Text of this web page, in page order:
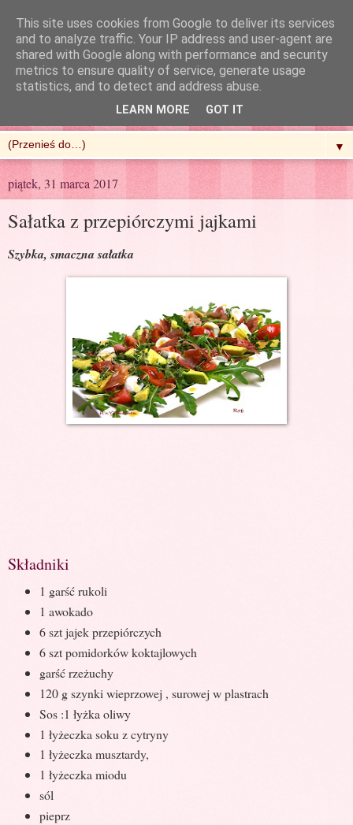
R'n'G Kitchen
▼
piątek, 31 marca 2017
Sałatka z przepiórczymi jajkami
Szybka, smaczna sałatka
Składniki
1 garść rukoli
1 awokado
6 szt jajek przepiórczych
6 szt pomidorków koktajlowych
garść rzeżuchy
120 g szynki wieprzowej , surowej w plastrach
Sos :1 łyżka oliwy
1 łyżeczka soku z cytryny
1 łyżeczka musztardy,
1 łyżeczka miodu
sól
pieprz
This site uses cookies from Google to deliver its services
and to analyze traffic. Your IP address and user-agent are
shared with Google along with performance and security
metrics to ensure quality of service, generate usage
statistics, and to detect and address abuse.
LEARN MORE GOT IT